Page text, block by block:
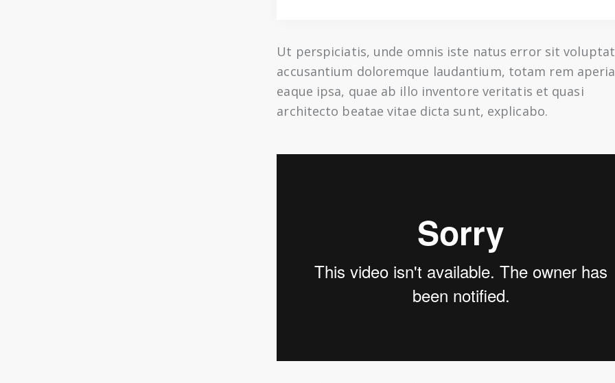
Ut perspiciatis, unde omnis iste natus error sit
accusantium doloremque laudantium, totam rem
eaque ipsa, quae ab illo inventore veritatis et quasi
architecto beatae vitae dicta sunt, explicabo.